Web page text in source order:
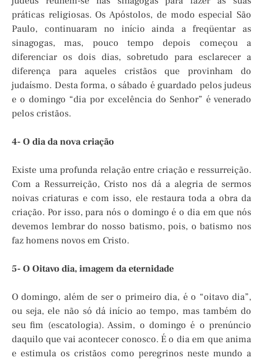
práticas religiosas. Os Apóstolos, de modo especial São
Paulo, continuaram no início ainda a freqüentar as
sinagogas, mas, pouco tempo depois começou a
diferenciar os dois dias, sobretudo para esclarecer a
diferença para aqueles cristãos que provinham do
judaísmo. Desta forma, o sábado é guardado pelos judeus
e o domingo “dia por excelência do Senhor” é venerado
pelos cristãos.
4- O dia da nova criação
Existe uma profunda relação entre criação e ressurreição.
Com a Ressurreição, Cristo nos dá a alegria de sermos
noivas criaturas e com isso, ele restaura toda a obra da
criação. Por isso, para nós o domingo é o dia em que nós
devemos lembrar do nosso batismo, pois, o batismo nos
faz homens novos em Cristo.
5- O Oitavo dia, imagem da eternidade
O domingo, além de ser o primeiro dia, é o “oitavo dia”,
ou seja, ele não só dá início ao tempo, mas também do
seu fim (escatologia). Assim, o domingo é o prenúncio
daquilo que vai acontecer conosco. É o dia em que anima
e estimula os cristãos como peregrinos neste mundo a